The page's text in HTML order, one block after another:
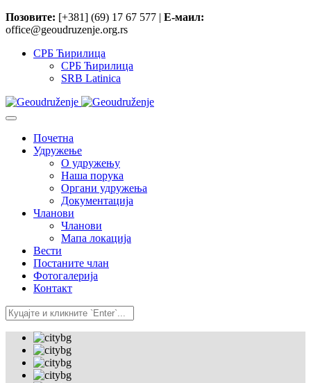
Позовите: [+381] (69) 17 67 577 | Е-маил:
office@geoudruzenje.org.rs
СРБ Ћирилица
СРБ Ћирилица
SRB Latinica
Почетна
Удружење
O удружењу
Наша порука
Органи удружења
Документација
Чланови
Чланови
Мапа локација
Вести
Постаните члан
Фотогалерија
Контакт